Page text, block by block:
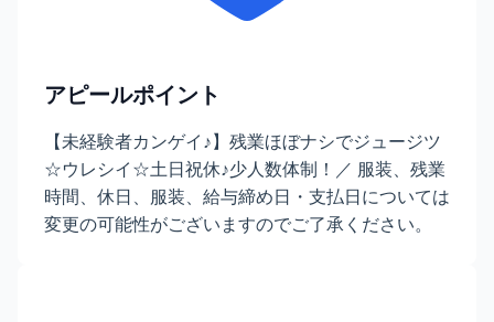
アピールポイント
【未経験者カンゲイ♪】残業ほぼナシでジュージツ
☆ウレシイ☆土日祝休♪少人数体制！／ 服装、残業
時間、休日、服装、給与締め日・支払日については
変更の可能性がございますのでご了承ください。